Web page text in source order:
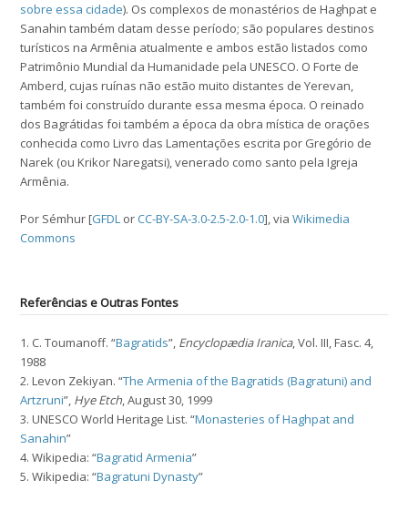
sobre essa cidade). Os complexos de monastérios de Haghpat e
Sanahin também datam desse período; são populares destinos
turísticos na Armênia atualmente e ambos estão listados como
Patrimônio Mundial da Humanidade pela UNESCO. O Forte de
Amberd, cujas ruínas não estão muito distantes de Yerevan,
também foi construído durante essa mesma época. O reinado
dos Bagrátidas foi também a época da obra mística de orações
conhecida como Livro das Lamentações escrita por Gregório de
Narek (ou Krikor Naregatsi), venerado como santo pela Igreja
Armênia.
Por Sémhur [GFDL orCC-BY-SA-3.0-2.5-2.0-1.0], viaWikimedia
Commons
Referências e Outras Fontes
1. C. Toumanoff. “Bagratids”, Encyclopædia Iranica, Vol. III, Fasc. 4,
1988
2. Levon Zekiyan. “The Armenia of the Bagratids (Bagratuni) and
Artzruni”, Hye Etch, August 30, 1999
3. UNESCO World Heritage List. “Monasteries of Haghpat and
Sanahin”
4. Wikipedia: “Bagratid Armenia”
5. Wikipedia: “Bagratuni Dynasty”